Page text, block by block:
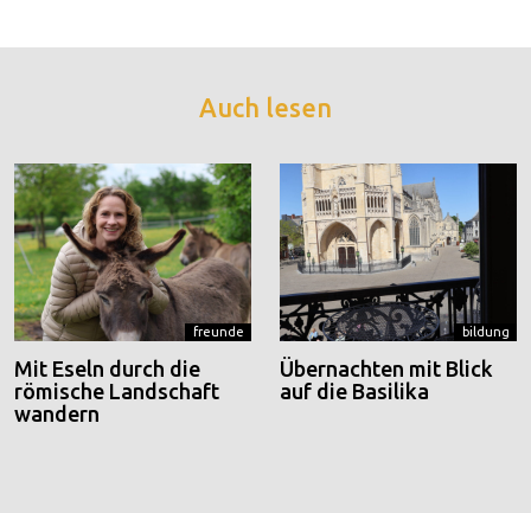
Auch lesen
freunde
Mit Eseln durch die
römische Landschaft
wandern
bildung
Übernachten mit Blick
auf die Basilika